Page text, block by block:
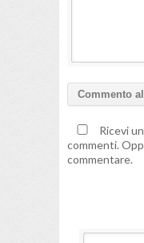
Ricevi
commenti.
commentare.